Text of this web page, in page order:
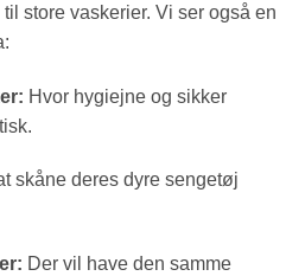
store vaskerier. Vi ser også en
Hvor hygiejne og sikker
skåne deres dyre sengetøj
Der vil have den samme